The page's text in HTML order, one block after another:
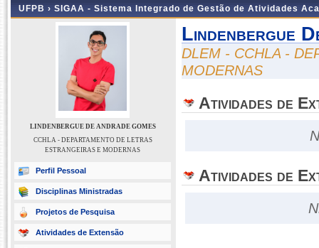
UFPB › SIGAA - Sistema Integrado de Gestão de Atividades
LINDENBERGUE DE ANDRADE GOMES
CCHLA - DEPARTAMENTO DE LETRAS
ESTRANGEIRAS E MODERNAS
Perfil Pessoal
Disciplinas Ministradas
Projetos de Pesquisa
Atividades de Extensão
Lindenbergue
DLEM - CCHLA -
MODERNAS
Atividades de
Atividades de